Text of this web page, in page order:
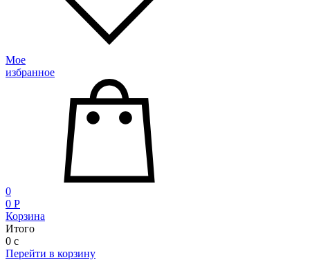
Мое
избранное
0
0 P
Корзина
Итого
0 c
Перейти в корзину